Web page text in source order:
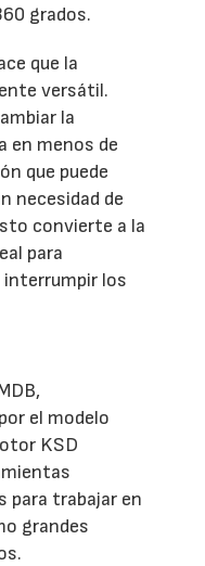
grados.
que la
versátil.
la
en menos de
que puede
necesidad de
convierte a la
para
los
el modelo
KSD
para trabajar en
grandes